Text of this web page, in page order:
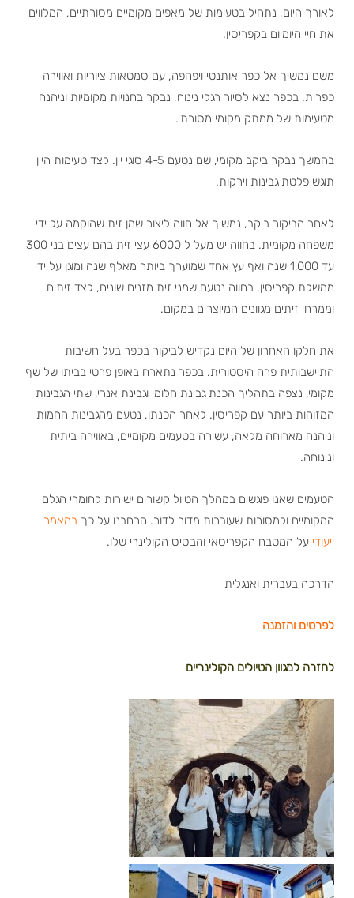
לאורך היום, נתחיל בטעימות של מאפים מקומיים מסורתיים, המלווים
את חיי היומיום בקפריסין.
משם נמשיך אל כפר אותנטי ויפהפה, עם סמטאות ציוריות ואווירה
כפרית. בכפר נצא לסיור רגלי נינוח, נבקר בחנויות מקומיות וניהנה
מטעימות של ממתק מקומי מסורתי.
בהמשך נבקר ביקב מקומי, שם נטעם 4-5 סוגי יין. לצד טעימות היין
תוגש פלטת גבינות וירקות.
לאחר הביקור ביקב, נמשיך אל חווה ליצור שמן זית שהוקמה על ידי
משפחה מקומית. בחווה יש מעל ל 6000 עצי זית בהם עצים בני 300
עד 1,000 שנה ואף עץ אחד שמוערך ביותר מאלף שנה ומוגן על ידי
ממשלת קפריסין. בחווה נטעם שמני זית מזנים שונים, לצד זיתים
וממרחי זיתים מגוונים המיוצרים במקום.
את חלקו האחרון של היום נקדיש לביקור בכפר בעל חשיבות
התיישבותית פרה היסטורית. בכפר נתארח באופן פרטי בביתו של שף
מקומי, נצפה בתהליך הכנת גבינת חלומי וגבינת אנרי, שתי הגבינות
המזוהות ביותר עם קפריסין. לאחר הכנתן, נטעם מהגבינות החמות
וניהנה מארוחה מלאה, עשירה בטעמים מקומיים, באווירה ביתית
ונינוחה.
הטעמים שאנו פוגשים במהלך הטיול קשורים ישירות לחומרי הגלם
המקומיים ולמסורות שעוברות מדור לדור. הרחבנו על כך במאמר
ייעודי על המטבח הקפריסאי והבסיס הקולינרי שלו.
הדרכה בעברית ואנגלית
לפרטים והזמנה
לחזרה למגוון הטיולים הקולינריים